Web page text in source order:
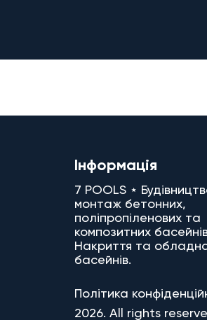
Інформація
7 POOLS ⋆
монтаж бетонних,
поліпропіленових та
композитних
Накриття та
басейнів.
Політика
2026. All rights